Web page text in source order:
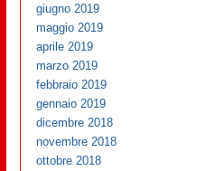
giugno 2019
maggio 2019
aprile 2019
marzo 2019
febbraio 2019
gennaio 2019
dicembre 2018
novembre 2018
ottobre 2018